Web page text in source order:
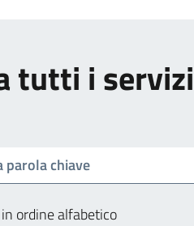
tutti i servizi
ordine alfabetico